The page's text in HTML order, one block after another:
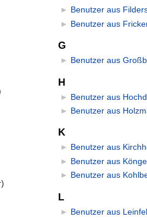
► Benutzer aus
► Benutzer aus
G
► Benutzer aus
H
► Benutzer aus
► Benutzer aus
K
► Benutzer aus
► Benutzer aus
► Benutzer aus
L
► Benutzer aus